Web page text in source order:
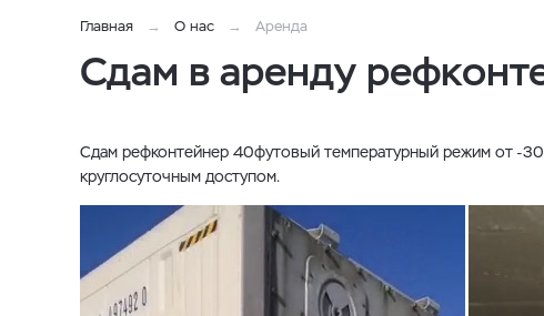
Главная О нас Аренда
Сдам в аренду
Сдам рефконтейнер 40футовый температурный режим от -30
круглосуточным доступом.